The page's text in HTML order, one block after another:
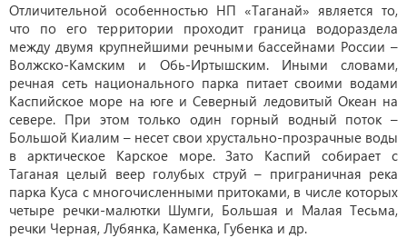
Отличительной особенностью НП «Таганай» является то,
что по его территории проходит граница водораздела
между двумя крупнейшими речными бассейнами России –
Волжско-Камским и Обь-Иртышским. Иными словами,
речная сеть национального парка питает своими водами
Каспийское море на юге и Северный ледовитый Океан на
севере. При этом только один горный водный поток –
Большой Киалим – несет свои хрустально-прозрачные воды
в арктическое Карское море. Зато Каспий собирает с
Таганая целый веер голубых струй – приграничная река
парка Куса с многочисленными притоками, в числе которых
четыре речки-малютки Шумги, Большая и Малая Тесьма,
речки Черная, Лубянка, Каменка, Губенка и др.